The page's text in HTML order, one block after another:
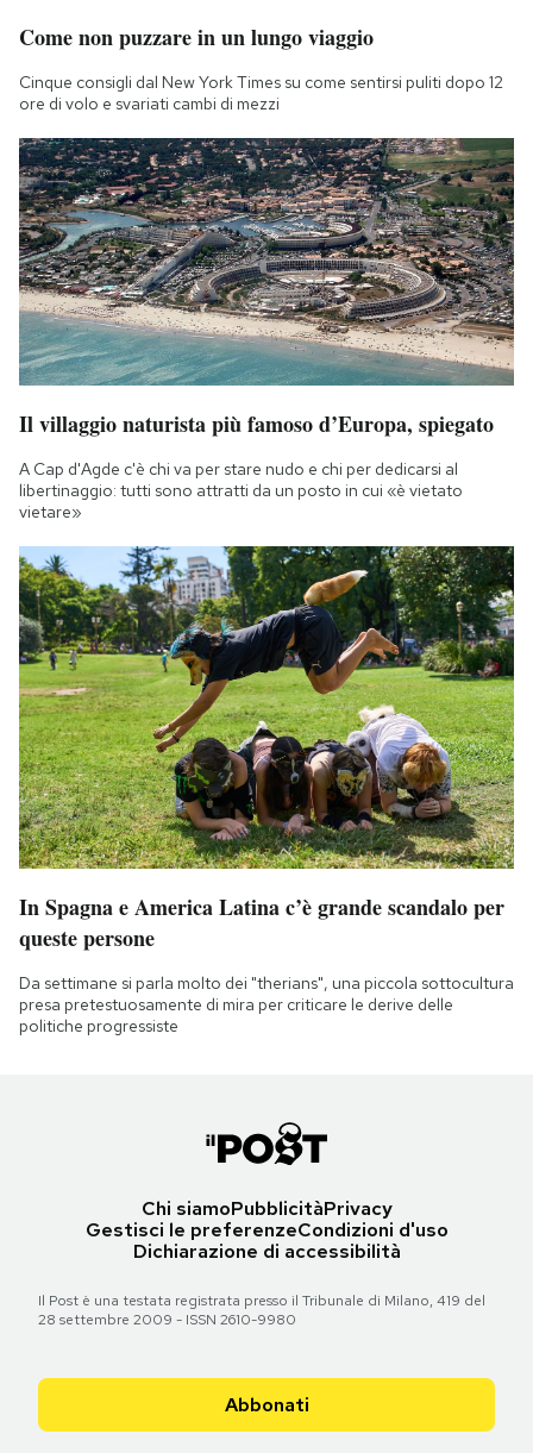
Come non puzzare in un lungo viaggio
Cinque consigli dal New York Times su come sentirsi puliti dopo 12
ore di volo e svariati cambi di mezzi
Il villaggio naturista più famoso d’Europa, spiegato
A Cap d'Agde c'è chi va per stare nudo e chi per dedicarsi al
libertinaggio: tutti sono attratti da un posto in cui «è vietato
vietare»
In Spagna e America Latina c’è grande scandalo per
queste persone
Da settimane si parla molto dei "therians", una piccola sottocultura
presa pretestuosamente di mira per criticare le derive delle
politiche progressiste
Chi siamoPubblicitàPrivacy
Gestisci le preferenzeCondizioni d'uso
Dichiarazione di accessibilità
Il Post è una testata registrata presso il Tribunale di Milano, 419 del
28 settembre 2009 - ISSN 2610-9980
Abbonati